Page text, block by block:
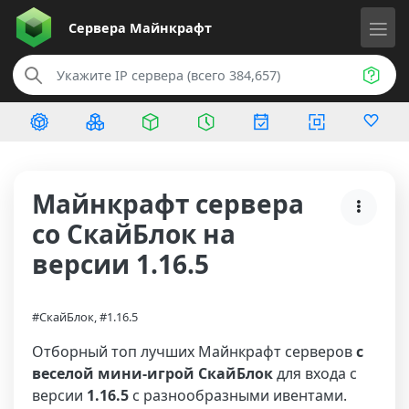
Сервера Майнкрафт
Майнкрафт сервера
со СкайБлок на
версии 1.16.5
#СкайБлок, #1.16.5
Отборный топ лучших Майнкрафт серверовс
веселой мини-игрой СкайБлокдля входа с
версии 1.16.5 с разнообразными ивентами.